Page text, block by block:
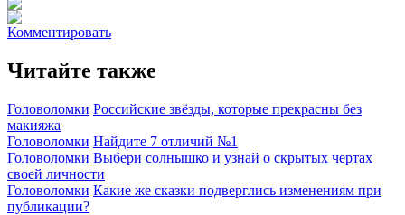
Комментировать
Читайте также
Головоломки Российские звёзды, которые прекрасны без
макияжа
Головоломки Найдите 7 отличий №1
Головоломки Выбери солнышко и узнай о скрытых чертах
своей личности
Головоломки Какие же сказки подверглись изменениям при
публикации?